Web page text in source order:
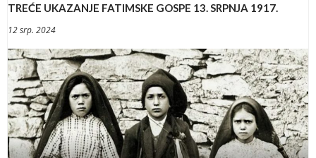
TREĆE UKAZANJE FATIMSKE GOSPE 13. SRPNJA 1917.
12 srp. 2024